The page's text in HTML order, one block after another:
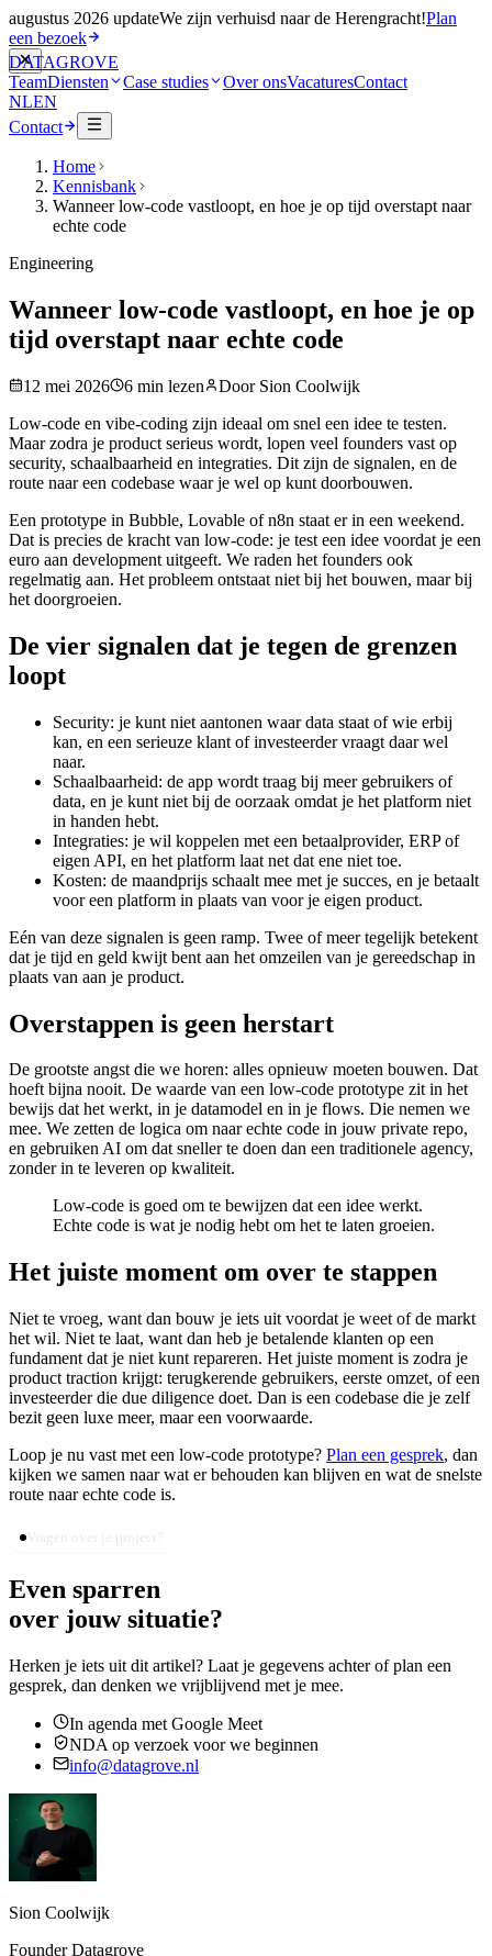
augustus 2026 updateWe zijn verhuisd naar de Herengracht!Plan
een bezoek
DATAGROVE
TeamDiensten Case studies Over onsVacaturesContact
NLEN
Contact
Home
Kennisbank
Wanneer low-code vastloopt, en hoe je op tijd overstapt naar
echte code
Engineering
Wanneer low-code vastloopt, en hoe je op
tijd overstapt naar echte code
12 mei 2026 6 min lezen Door Sion Coolwijk
Low-code en vibe-coding zijn ideaal om snel een idee te testen.
Maar zodra je product serieus wordt, lopen veel founders vast op
security, schaalbaarheid en integraties. Dit zijn de signalen, en de
route naar een codebase waar je wel op kunt doorbouwen.
Een prototype in Bubble, Lovable of n8n staat er in een weekend.
Dat is precies de kracht van low-code: je test een idee voordat je een
euro aan development uitgeeft. We raden het founders ook
regelmatig aan. Het probleem ontstaat niet bij het bouwen, maar bij
het doorgroeien.
De vier signalen dat je tegen de grenzen
loopt
Security: je kunt niet aantonen waar data staat of wie erbij
kan, en een serieuze klant of investeerder vraagt daar wel
naar.
Schaalbaarheid: de app wordt traag bij meer gebruikers of
data, en je kunt niet bij de oorzaak omdat je het platform niet
in handen hebt.
Integraties: je wil koppelen met een betaalprovider, ERP of
eigen API, en het platform laat net dat ene niet toe.
Kosten: de maandprijs schaalt mee met je succes, en je betaalt
voor een platform in plaats van voor je eigen product.
Eén van deze signalen is geen ramp. Twee of meer tegelijk betekent
dat je tijd en geld kwijt bent aan het omzeilen van je gereedschap in
plaats van aan je product.
Overstappen is geen herstart
De grootste angst die we horen: alles opnieuw moeten bouwen. Dat
hoeft bijna nooit. De waarde van een low-code prototype zit in het
bewijs dat het werkt, in je datamodel en in je flows. Die nemen we
mee. We zetten de logica om naar echte code in jouw private repo,
en gebruiken AI om dat sneller te doen dan een traditionele agency,
zonder in te leveren op kwaliteit.
Low-code is goed om te bewijzen dat een idee werkt.
Echte code is wat je nodig hebt om het te laten groeien.
Het juiste moment om over te stappen
Niet te vroeg, want dan bouw je iets uit voordat je weet of de markt
het wil. Niet te laat, want dan heb je betalende klanten op een
fundament dat je niet kunt repareren. Het juiste moment is zodra je
product traction krijgt: terugkerende gebruikers, eerste omzet, of een
investeerder die due diligence doet. Dan is een codebase die je zelf
bezit geen luxe meer, maar een voorwaarde.
Loop je nu vast met een low-code prototype? Plan een gesprek, dan
kijken we samen naar wat er behouden kan blijven en wat de snelste
route naar echte code is.
Vragen over je project?
Even sparren
over jouw situatie?
Herken je iets uit dit artikel? Laat je gegevens achter of plan een
gesprek, dan denken we vrijblijvend met je mee.
In agenda met Google Meet
NDA op verzoek voor we beginnen
info@datagrove.nl
Sion Coolwijk
Founder Datagrove